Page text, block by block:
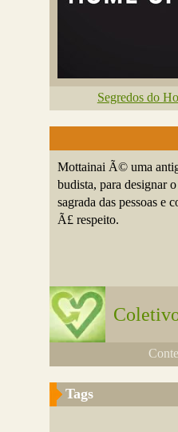
Segredos do
Mottainai Ã© uma
budista, para designar
sagrada das pessoas e
Ã£ respeito.
Tags